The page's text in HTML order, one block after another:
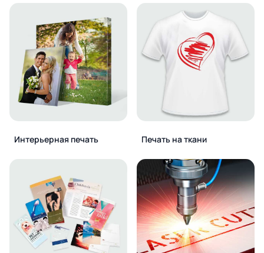
Интерьерная печать Печать на ткани